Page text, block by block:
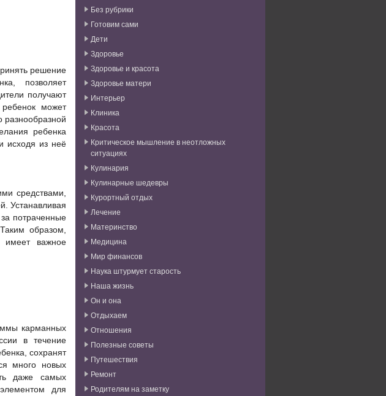
решение
позволяет
получают
может
разнообразной
ребенка
исходя из неё
средствами,
Устанавливая
потраченные
образом,
имеет важное
карманных
в течение
сохранят
много новых
даже самых
для
Без рубрики
Готовим сами
Дети
Здоровье
Здоровье и красота
Здоровье матери
Интерьер
Клиника
Красота
Критическое мышление в неотложных
ситуациях
Кулинария
Кулинарные шедевры
Курортный отдых
Лечение
Материнство
Медицина
Мир финансов
Наука штурмует старость
Наша жизнь
Он и она
Отдыхаем
Отношения
Полезные советы
Путешествия
Ремонт
Родителям на заметку